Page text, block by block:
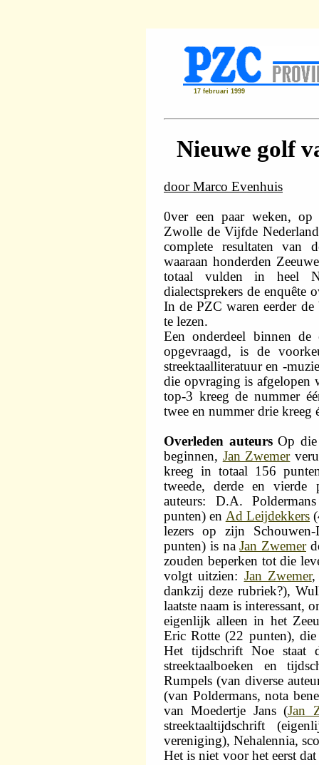
17 februari 1999
Nieuwe golf
door Marco Evenhuis
0ver een paar weken,
Zwolle de Vijfde
complete resultaten van
waaraan honderden
totaal vulden in heel
dialectsprekers de enquête
In de PZC waren eerder de
te lezen.
Een onderdeel binnen
opgevraagd, is de
streektaalliteratuur en -
die opvraging is afgelopen
top-3 kreeg de nummer
twee en nummer drie kreeg
Overleden auteursOp die
beginnen, Jan Zwemer
kreeg in totaal 156
tweede, derde en vierde
auteurs: D.A.
punten) en Ad Leijdekkers
lezers op zijn
punten) is naJan Zwemer
zouden beperken tot die
volgt uitzien: Jan Zwemer
dankzij deze rubriek?),
laatste naam is interessant,
eigenlijk alleen in het
Eric Rotte (22 punten),
Het tijdschrift Noe staat
streektaalboeken en
Rumpels (van diverse
(van Poldermans, nota
van Moedertje Jans (Jan
streektaaltijdschrift
vereniging), Nehalennia,
Het is niet voor het eerst